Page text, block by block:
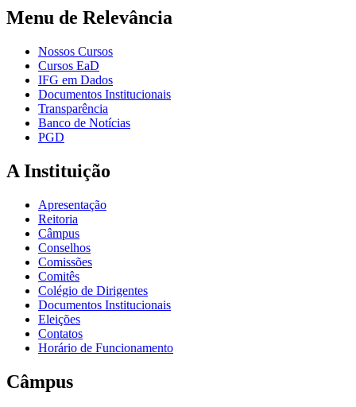
Menu de Relevância
Nossos Cursos
Cursos EaD
IFG em Dados
Documentos Institucionais
Transparência
Banco de Notícias
PGD
A Instituição
Apresentação
Reitoria
Câmpus
Conselhos
Comissões
Comitês
Colégio de Dirigentes
Documentos Institucionais
Eleições
Contatos
Horário de Funcionamento
Câmpus